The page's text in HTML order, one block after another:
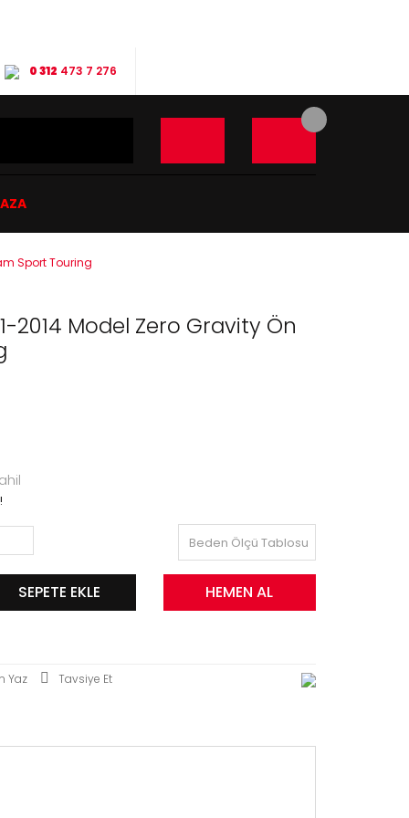
0 312 473 7 276
Sport Touring
2014 Model Zero Gravity Ön
Beden Ölçü Tablosu
SEPETE EKLE HEMEN AL
Yaz Tavsiye Et